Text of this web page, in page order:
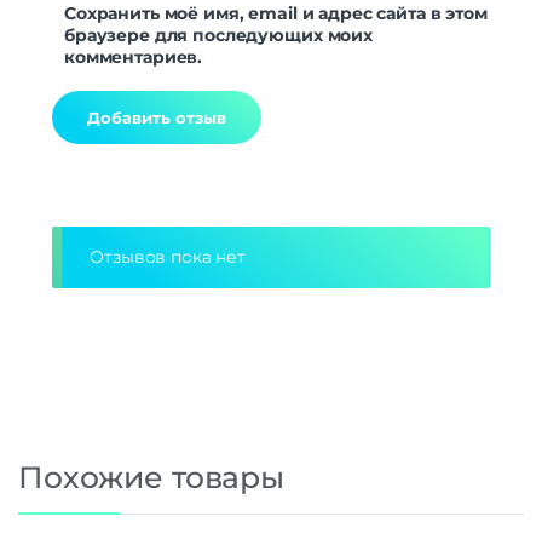
Сохранить моё имя, email и адрес сайта в этом
браузере для последующих моих
комментариев.
Отзывов пока нет
Похожие товары